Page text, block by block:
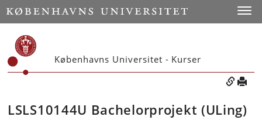
Københavns Universitet - Kurser
LSLS10144U Bachelorprojekt (ULing)